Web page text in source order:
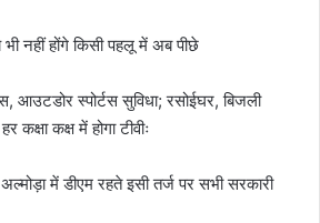
नहीं होंगे किसी पहलू में अब पीछे
आउटडोर स्पोर्टस सुविधा; रसोईघर, बिजली
कक्षा कक्ष में होगा टीवीः
में डीएम रहते इसी तर्ज पर सभी सरकारी